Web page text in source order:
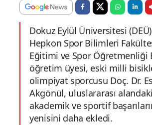
Dokuz Eylül Üniversitesi
Hepkon Spor Bilimleri
Eğitimi ve Spor Öğretmenliği
öğretim üyesi, eski milli
olimpiyat sporcusu Doç. Dr.
Akgönül, uluslararası alandaki
akademik ve sportif
yenisini daha ekledi.